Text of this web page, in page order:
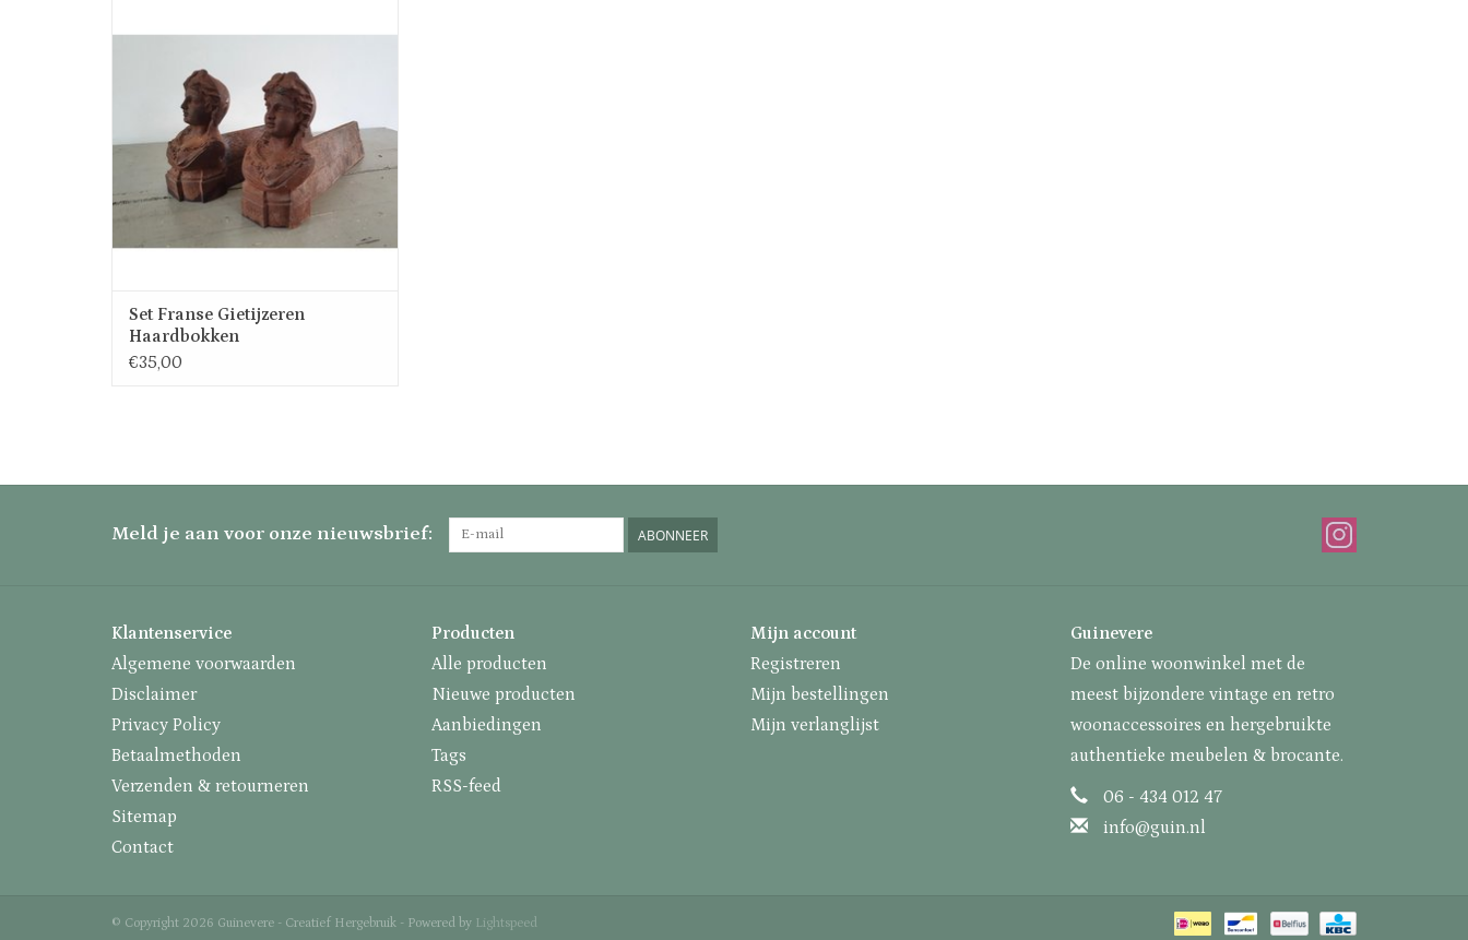
zwart en roest uitvoering. De haardbokken
wegen 3 kg en zijn 38cm lang en 20cm hoog
TOEVOEGEN AAN WINKELWAGEN
Set Franse Gietijzeren
Haardbokken
€35,00
Meld je aan voor onze nieuwsbrief: ABONNEER
Klantenservice
Algemene voorwaarden
Disclaimer
Privacy Policy
Betaalmethoden
Verzenden & retourneren
Sitemap
Contact
Producten
Alle producten
Nieuwe producten
Aanbiedingen
Tags
RSS-feed
Mijn account
Registreren
Mijn bestellingen
Mijn verlanglijst
Guinevere
De online woonwinkel met de
meest bijzondere vintage en retro
woonaccessoires en hergebruikte
authentieke meubelen & brocante.
06 - 434 012 47
info@guin.nl
© Copyright 2026 Guinevere - Creatief Hergebruik - Powered by Lightspeed